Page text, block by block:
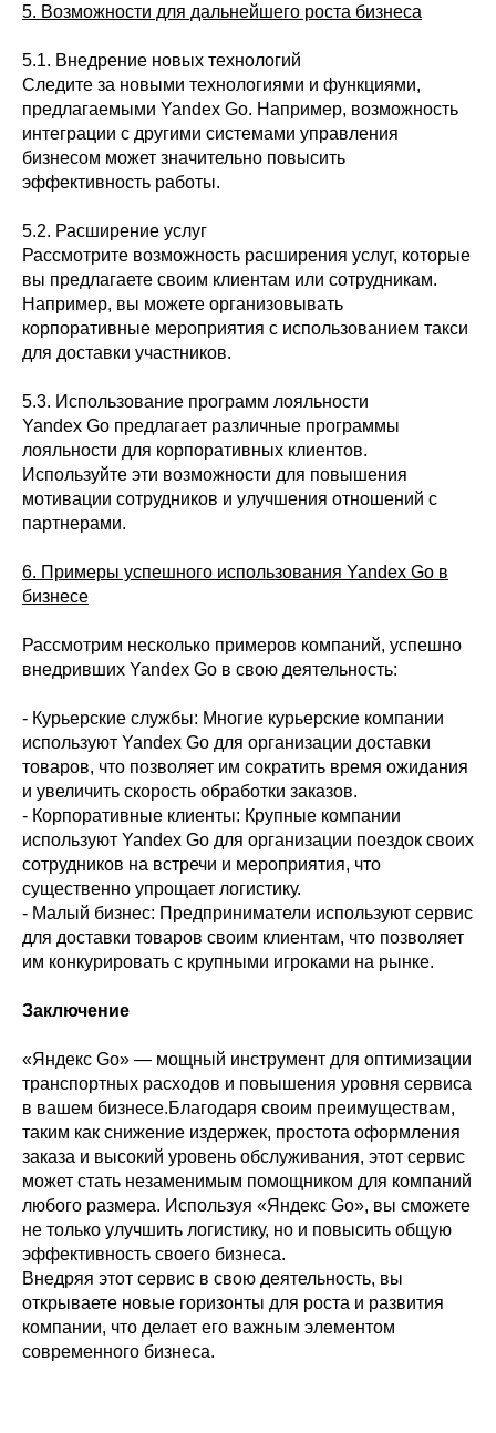
5. Возможности для дальнейшего роста бизнеса
5.1. Внедрение новых технологий
Следите за новыми технологиями и функциями,
предлагаемыми Yandex Go. Например, возможность
интеграции с другими системами управления
бизнесом может значительно повысить
эффективность работы.
5.2. Расширение услуг
Рассмотрите возможность расширения услуг, которые
вы предлагаете своим клиентам или сотрудникам.
Например, вы можете организовывать
корпоративные мероприятия с использованием такси
для доставки участников.
5.3. Использование программ лояльности
Yandex Go предлагает различные программы
лояльности для корпоративных клиентов.
Используйте эти возможности для повышения
мотивации сотрудников и улучшения отношений с
партнерами.
6. Примеры успешного использования Yandex Go в
бизнесе
Рассмотрим несколько примеров компаний, успешно
внедривших Yandex Go в свою деятельность:
- Курьерские службы: Многие курьерские компании
используют Yandex Go для организации доставки
товаров, что позволяет им сократить время ожидания
и увеличить скорость обработки заказов.
- Корпоративные клиенты: Крупные компании
используют Yandex Go для организации поездок своих
сотрудников на встречи и мероприятия, что
существенно упрощает логистику.
- Малый бизнес: Предприниматели используют сервис
для доставки товаров своим клиентам, что позволяет
им конкурировать с крупными игроками на рынке.
Заключение
«Яндекс Go» — мощный инструмент для оптимизации
транспортных расходов и повышения уровня сервиса
в вашем бизнесе.Благодаря своим преимуществам,
таким как снижение издержек, простота оформления
заказа и высокий уровень обслуживания, этот сервис
может стать незаменимым помощником для компаний
любого размера. Используя «Яндекс Go», вы сможете
не только улучшить логистику, но и повысить общую
эффективность своего бизнеса.
Внедряя этот сервис в свою деятельность, вы
открываете новые горизонты для роста и развития
компании, что делает его важным элементом
современного бизнеса.